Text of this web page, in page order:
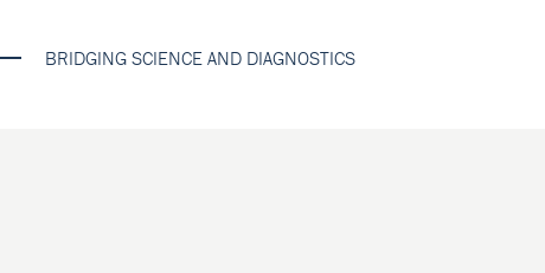
BRIDGING SCIENCE AND DIAGNOSTICS